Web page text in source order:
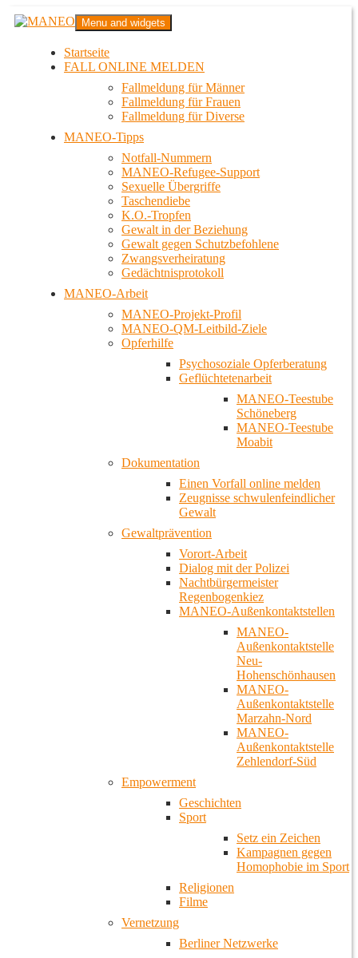
Zum
InhaltMANEO
Das schwule Anti-Gewalt-Projekt in Berlin
Menu and widgets
Startseite
FALL ONLINE MELDEN
Fallmeldung für Männer
Fallmeldung für Frauen
Fallmeldung für Diverse
MANEO-Tipps
Notfall-Nummern
MANEO-Refugee-Support
Sexuelle Übergriffe
Taschendiebe
K.O.-Tropfen
Gewalt in der Beziehung
Gewalt gegen Schutzbefohlene
Zwangsverheiratung
Gedächtnisprotokoll
MANEO-Arbeit
MANEO-Projekt-Profil
MANEO-QM-Leitbild-Ziele
Opferhilfe
Psychosoziale Opferberatung
Geflüchtetenarbeit
MANEO-Teestube
Schöneberg
MANEO-Teestube
Moabit
Dokumentation
Einen Vorfall online melden
Zeugnisse schwulenfeindlicher
Gewalt
Gewaltprävention
Vorort-Arbeit
Dialog mit der Polizei
Nachtbürgermeister
Regenbogenkiez
MANEO-Außenkontaktstellen
MANEO-
Außenkontaktstelle
Neu-
Hohenschönhausen
MANEO-
Außenkontaktstelle
Marzahn-Nord
MANEO-
Außenkontaktstelle
Zehlendorf-Süd
Empowerment
Geschichten
Sport
Setz ein Zeichen
Kampagnen gegen
Homophobie im Sport
Religionen
Filme
Vernetzung
Berliner Netzwerke